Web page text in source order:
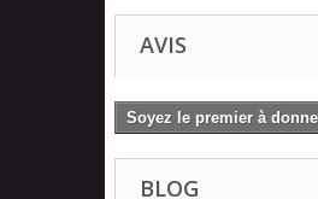
AVIS
Soyez le premier à
BLOG